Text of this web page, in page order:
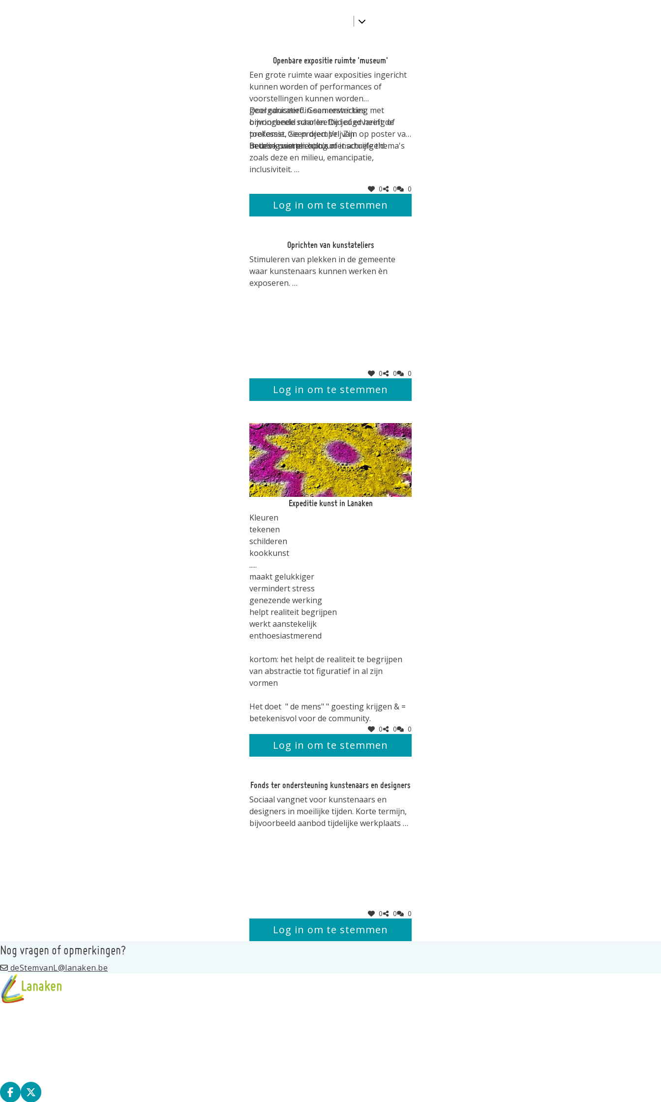
Openbare expositie ruimte 'museum'
Een grote ruimte waar exposities ingericht
kunnen worden of performances of
voorstellingen kunnen worden
georganiseerd. Geen restricties
bijvoorbeeld naar leeftijd of ervaring of
professie. Geen drempel van
betalingsverplichting of inschrijfgeld.
Doel educatief in samenwerking met
omringende scholen. De jeugd heeft de
toekomst, zie project Vrij Zijn op poster van
Beurs kunst en cultuur.
In deze ruimte expo's met actuele thema's
zoals deze en milieu, emancipatie,
inclusiviteit.
het voortgezet onderwijs:
https://padlet.com/s_hommen/wijeisendena
chtop-vwo-5-periode-2-2025-2026-
0 0 0
Log in om te stemmen
Oprichten van kunstateliers
Stimuleren van plekken in de gemeente
waar kunstenaars kunnen werken èn
exposeren.
0 0 0
Log in om te stemmen
Expeditie kunst in Lanaken
Kleuren
tekenen
schilderen
kookkunst
.....
maakt gelukkiger
vermindert stress
genezende werking
helpt realiteit begrijpen
werkt aanstekelijk
enthoesiastmerend
kortom: het helpt de realiteit te begrijpen
van abstractie tot figuratief in al zijn
vormen
Het doet " de mens" " goesting krijgen & =
betekenisvol voor de community.
0 0 0
Log in om te stemmen
Fonds ter ondersteuning kunstenaars en designers
Sociaal vangnet voor kunstenaars en
designers in moeilijke tijden. Korte termijn,
bijvoorbeeld aanbod tijdelijke werkplaats of
0 0 0
Log in om te stemmen
Nog vragen of opmerkingen?
deStemvanL@lanaken.be